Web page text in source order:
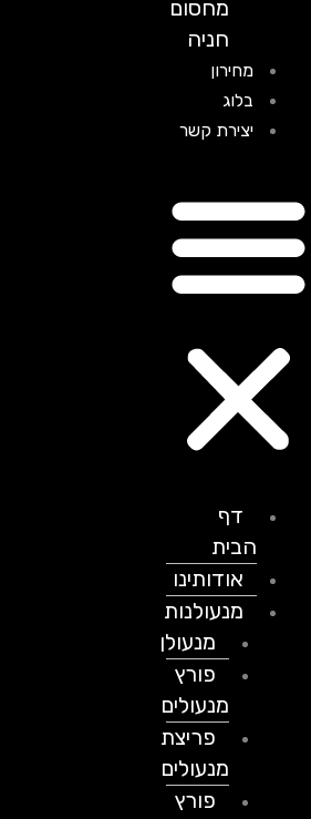
מחסום
חניה
מחירון
בלוג
יצירת קשר
דף
הבית
אודותינו
מנעולנות
מנעולן
פורץ
מנעולים
פריצת
מנעולים
פורץ